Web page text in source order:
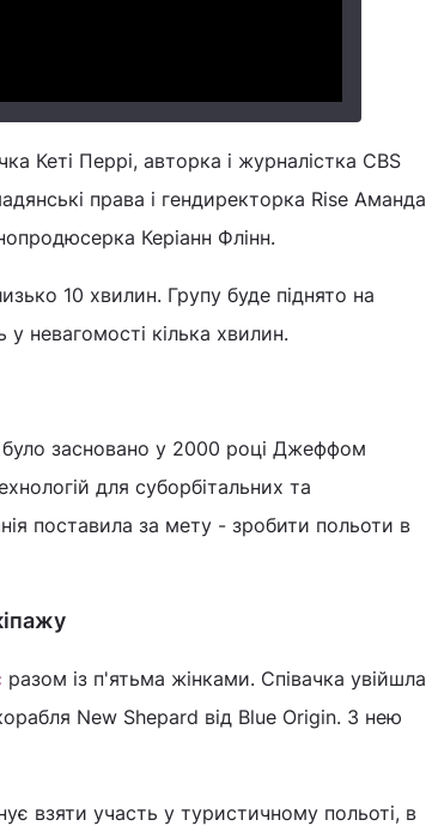
Кеті Перрі, авторка і журналістка CBS
права і гендиректорка Rise Аманда
Керіанн Флінн.
10 хвилин. Групу буде піднято на
невагомості кілька хвилин.
засновано у 2000 році Джеффом
для суборбітальних та
поставила за мету - зробити польоти в
разом із п'ятьма жінками. Співачка увійшла
New Shepard від Blue Origin. З нею
взяти участь у туристичному польоті, в